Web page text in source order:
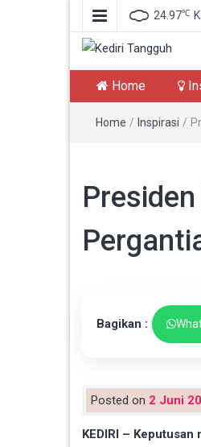
24.97℃
Kediri
Berita Akurat
Home
Home / Inspirasi /
Bagikan :
Posted on 2 Juni
KEDIRI –